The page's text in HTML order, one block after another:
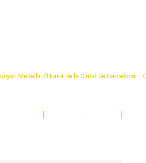
i Medalla d'Honor de la Ciutat de Barcelona ·